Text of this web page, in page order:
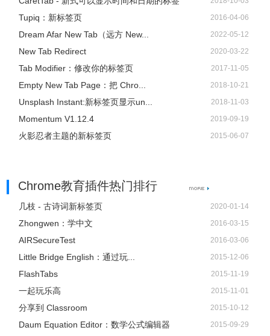
Tupiq：新标签页 2016-04-06
Dream Afar New Tab（远方 New... 2022-05-12
New Tab Redirect 2020-03-22
Tab Modifier：修改你的标签页 2017-11-05
Empty New Tab Page：把 Chro... 2018-10-21
Unsplash Instant:新标签页显示un... 2018-11-03
Momentum V1.12.4 2019-09-19
火影忍者主题的新标签页 2015-06-07
Chrome教育插件热门排行
几枝 - 古诗词新标签页 2020-01-14
Zhongwen：学中文 2016-03-15
AIRSecureTest 2016-03-06
Little Bridge English：通过玩... 2015-12-06
FlashTabs 2015-11-19
一起玩乐高 2015-11-01
分享到 Classroom 2015-10-12
Daum Equation Editor：数学公式编辑器 2015-09-29